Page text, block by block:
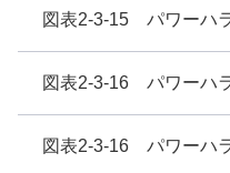
図表2-3-15 パワーハ
図表2-3-16 パワーハ
図表2-3-16 パワーハ